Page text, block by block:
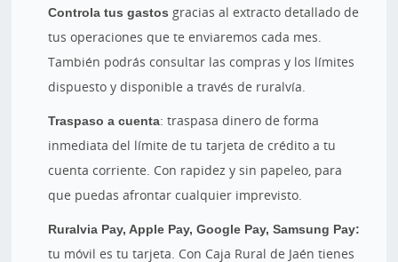
Controla tus gastos gracias al extracto detallado de
tus operaciones que te enviaremos cada mes.
También podrás consultar las compras y los límites
dispuesto y disponible a través de ruralvía.
Traspaso a cuenta: traspasa dinero de forma
inmediata del límite de tu tarjeta de crédito a tu
cuenta corriente. Con rapidez y sin papeleo, para
que puedas afrontar cualquier imprevisto.
Ruralvia Pay, Apple Pay, Google Pay, Samsung Pay:
tu móvil es tu tarjeta. Con Caja Rural de Jaén tienes